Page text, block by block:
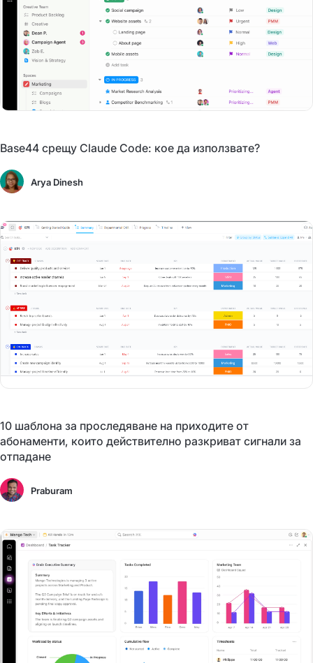
Base44 срещу Claude Code: кое да използвате?
Arya Dinesh
10 шаблона за проследяване на приходите от
абонаменти, които действително разкриват сигнали за
отпадане
Praburam